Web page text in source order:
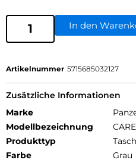
In den
Artikelnummer 5715685032127
Zusätzliche Informationen
Marke
Modellbezeichnung
Produkttyp
Farbe
Grau